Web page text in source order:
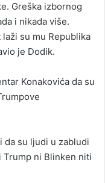
Greška izbornog
i nikada više.
su mu Republika
je Dodik.
Konakovića da su
da su ljudi u zabludi
Trump ni Blinken niti